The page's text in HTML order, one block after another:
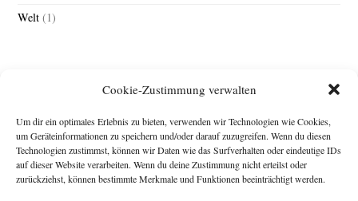
Cookie-Zustimmung verwalten
Um dir ein optimales Erlebnis zu bieten, verwenden wir Technologien wie Cookies,
um Geräteinformationen zu speichern und/oder darauf zuzugreifen. Wenn du diesen
Technologien zustimmst, können wir Daten wie das Surfverhalten oder eindeutige IDs
auf dieser Website verarbeiten. Wenn du deine Zustimmung nicht erteilst oder
zurückziehst, können bestimmte Merkmale und Funktionen beeinträchtigt werden.
Welt (1)
Impressum
Michael Baden,